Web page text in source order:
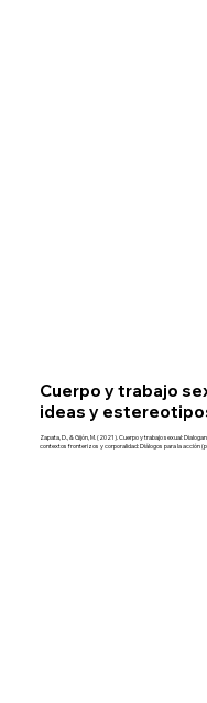
Cuerpo y trabajo
ideas y
Zapata, D., & Gijón, M. (2021). Cuerpo y trabajo sexual:
contextos fronterizos y corporalidad: Diálogos para la acción